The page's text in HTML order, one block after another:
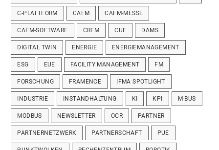
C-PLATTFORM CAFM CAFM-MESSE
CAFM-SOFTWARE CREM CUE DAMS
DIGITAL TWIN ENERGIE ENERGIEMANAGEMENT
ESG EUE FACILITY MANAGEMENT FM
FORSCHUNG FRAMENCE IFMA SPOTLIGHT
INDUSTRIE INSTANDHALTUNG KI KPI M-BUS
MODBUS NEWSLETTER OCR PARTNER
PARTNERNETZWERK PARTNERSCHAFT PUE